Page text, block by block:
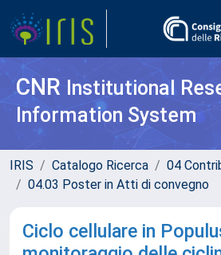
CNR Institutional
Information System
IRIS Catalogo Ricerca
04
04.03 Poster in Atti di convegno
Ciclo cellulare in